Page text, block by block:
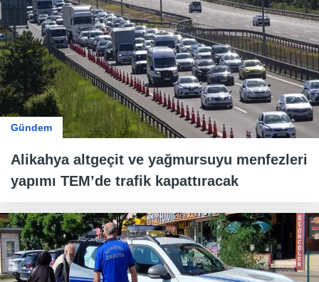
Gündem
Alikahya altgeçit ve yağmursuyu menfezleri
yapımı TEM’de trafik kapattıracak